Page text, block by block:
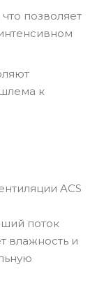
позволяет
к
ACS
поток
влажность и